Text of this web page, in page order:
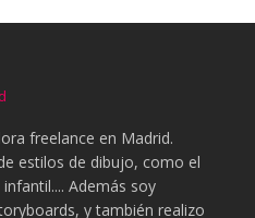
freelance en Madrid.
estilos de dibujo, como el
Además soy
y también realizo